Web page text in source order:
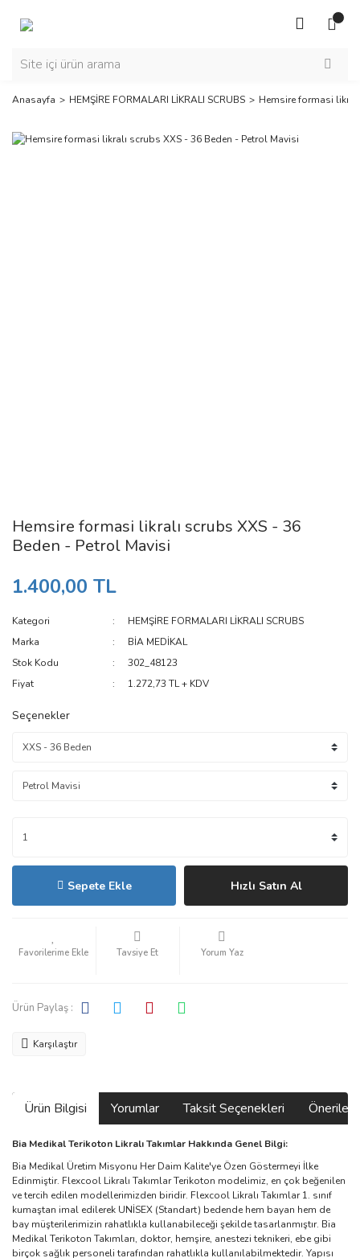
Anasayfa HEMŞİRE FORMALARI LİKRALI SCRUBS Hemsire formasi
Hemsire formasi likralı scrubs XXS - 36
Beden - Petrol Mavisi
1.400,00 TL
Kategori
HEMŞİRE FORMALARI LİKRALI SCRUBS
Marka
BİA MEDİKAL
Stok Kodu
302_48123
Fiyat
1.272,73 TL + KDV
Seçenekler
Sepete Ekle Hızlı Satın Al
Tavsiye Et Yorum Yaz
Ürün Paylaş :
Karşılaştır
Ürün Bilgisi Yorumlar Taksit Seçenekleri
Bia Medikal Terikoton Likralı Takımlar Hakkında Genel Bilgi:
Bia Medikal Üretim Misyonu Her Daim Kalite'ye Özen Göstermeyi İlke
Edinmiştir. Flexcool Likralı Takımlar Terikoton modelimiz, en çok beğenilen
ve tercih edilen modellerimizden biridir. Flexcool Likralı Takımlar 1. sınıf
kumaştan imal edilerek UNİSEX (Standart) bedende hem bayan hem de
bay müşterilerimizin rahatlıkla kullanabileceği şekilde tasarlanmıştır. Bia
Medikal Terikoton Takımları, doktor, hemşire, anestezi teknikeri, ebe gibi
birçok sağlık personeli tarafından rahatlıkla kullanılabilmektedir. Yapısı